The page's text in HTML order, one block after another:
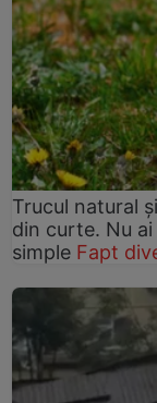
Trucul natural
din curte. Nu
simple Fapt